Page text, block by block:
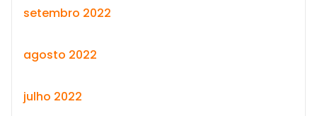
setembro 2022
agosto 2022
julho 2022